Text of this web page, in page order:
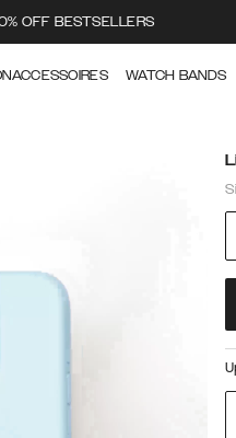
OFF BESTSELLERS
WATCH BANDS